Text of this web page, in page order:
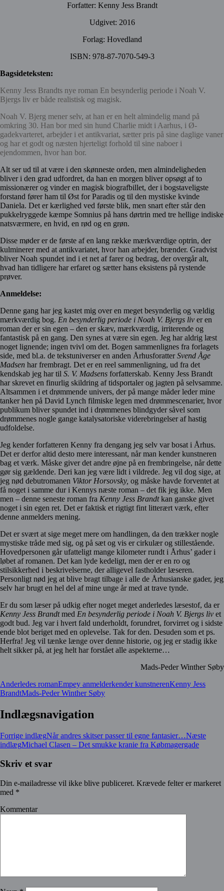
Forfatter: Kenny Jess Brandt
Udgivet: 2016
Forlag: Hovedland
ISBN: 978-87-7070-549-3
Bagsideteksten:
Kenny Jess Brandts nye roman En besynderlig periode i Noah V.
Bjergs liv er både realistisk og magisk.
Noah V. Bjerg mener selv, at han er en helt almindelig mand på
omkring 30. Han bor med sin hund Charlie midt i Aarhus, i Ø-
gadekvarteret, arbejder i et antikvariat, sætter pris på sine daglige vaner
og har et godt og næsten hjerteligt forhold til sine naboer i
ejendommen, hvor han bor.
Alt ser ud til at være i den skønneste orden, men almindeligheden
bliver i den grad udfordret, da han en morgen bliver opsøgt af to
missionærer og vinder en magisk biografbillet, der i bogstaveligste
forstand fører ham til Øst for Paradis og til den mystiske kvinde
Daniela. Det er kærlighed ved første blik, men snart efter står den
pukkelryggede kæmpe Somnius på hans dørtrin med tre hellige indiske
natsværmere, en hvid, en rød og en grøn.
Disse møder er de første af en lang række mærkværdige optrin, der
kulminerer med at antikvariatet, hvor han arbejder, brænder. Gradvist
bliver Noah spundet ind i et net af farer og bedrag, der overgår alt,
hvad han tidligere har erfaret og sætter hans eksistens på rystende
prøver.
Anmeldelse:
Denne gang har jeg kastet mig over en meget besynderlig og vældig
mærkværdig bog. En besynderlig periode i Noah V. Bjergs liv er en
roman der er sin egen – den er skæv, mærkværdig, irriterende og
fantastisk på en gang. Den synes at være sin egen. Jeg har aldrig læst
noget lignende; ingen tvivl om det. Bogen sammenlignes fra forlagets
side, med bl.a. de tekstuniverser en anden ÅrhusforatterSvend Åge
Madsen har frembragt. Det er en reel sammenligning, ud fra det
kendskab jeg har til S. V. Madsens forfatterskab. Kenny Jess Brandt
har skrevet en finurlig skildring af tidsportaler og jagten på selvsamme.
Altsammen i et drømmende univers, der på mange måder leder mine
tanker hen på David Lynch filmiske legen med drømmescenarier, hvor
publikum bliver spundet ind i drømmenes blindgyder såvel som
drømmenes nogle gange katalysatoriske viderebringelser af hastig
udfoldelse.
Jeg kender forfatteren Kenny fra dengang jeg selv var bosat i Århus.
Det er derfor altid desto mere interessant, når man kender kunstneren
bag et værk. Måske giver det andre øjne på en frembringelse, når dette
gør sig gældende. Deri kan jeg være lidt i vildrede. Jeg vil dog sige, at
jeg nød debutromanen Viktor Horsovsky, og måske havde forventet at
få noget i samme dur i Kennys næste roman – det fik jeg ikke. Men
men – denne seneste roman fra Kenny Jess Brandtkan ganske givet
noget i sin egen ret. Det er faktisk et rigtigt fint litterært værk, efter
denne anmelders mening.
Det er svært at sige meget mere om handlingen, da den trækker nogle
mystiske tråde med sig, og på sæt og vis er cirkulær og stillestående.
Hovedpersonen går ufatteligt mange kilometer rundt i Århus’ gader i
løbet af romanen. Det kan lyde kedeligt, men der er en ro og
stilsikkerhed i beskrivelserne, der alligevel fastholder læseren.
Personligt nød jeg at blive bragt tilbage i alle de Århusianske gader, jeg
selv har brugt en hel del af mine unge år med at trave tynde.
Er du som læser på udkig efter noget meget anderledes læsestof, da er
Kenny Jess Brandtmed En besynderlig periode i Noah V. Bjergs liv et
godt bud. Jeg var i hvert fald underholdt, forundret, forvirret og i sidste
ende blot beriget med en oplevelse. Tak for den. Desuden som et ps.
Herfra! Jeg vil tænke længe over denne historie, og jeg er stadig ikke
helt sikker på, at jeg helt har forstået alle aspekterne…
Mads-Peder Winther Søby
Anderledes romanEmpey anmelderkender kunstnerenKenny Jess
BrandtMads-Peder Winther Søby
Indlægsnavigation
Forrige indlægNår andres skitser passer til egne fantasier…Næste
indlægMichael Clasen – Det smukke kranie fra Købmagergade
Skriv et svar
Din e-mailadresse vil ikke blive publiceret. Krævede felter er markeret
med *
Kommentar